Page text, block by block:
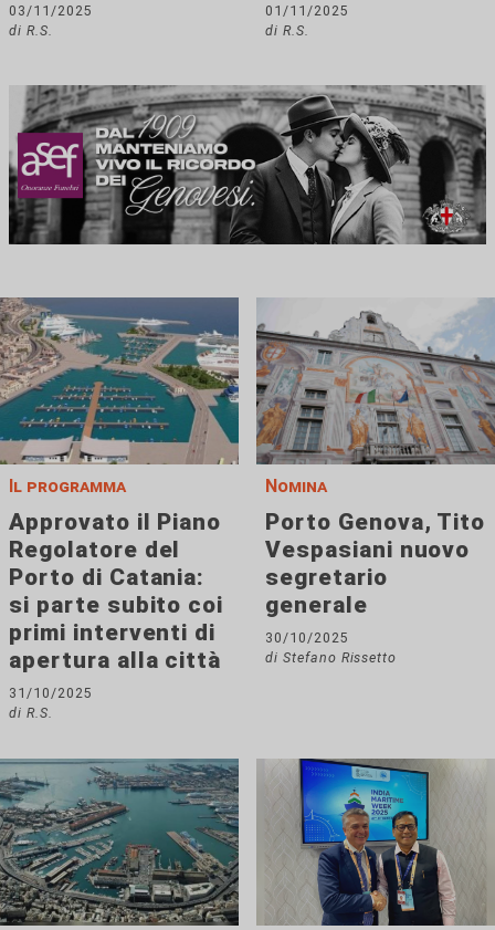
03/11/2025
di R.S.
01/11/2025
di R.S.
Il programma
Approvato il Piano
Regolatore del
Porto di Catania:
si parte subito coi
primi interventi di
apertura alla città
31/10/2025
di R.S.
Nomina
Porto Genova, Tito
Vespasiani nuovo
segretario
generale
30/10/2025
di Stefano Rissetto